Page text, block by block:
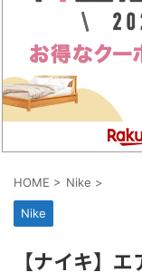
HOME > Nike >
Nike
【ナイキ】